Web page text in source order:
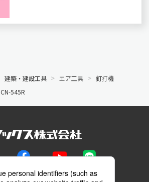
建築・建設工具 エア工具
釘打機
CN-545R
Facebook
YouTube LINE